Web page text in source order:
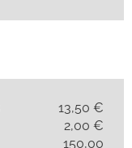
13,50 €
2,00 €
150,00